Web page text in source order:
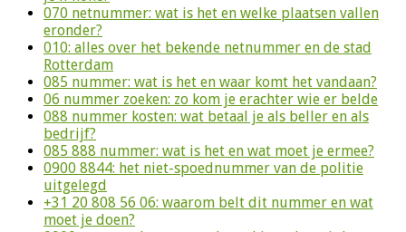
070 netnummer: wat is het en welke plaatsen vallen
eronder?
010: alles over het bekende netnummer en de stad
Rotterdam
085 nummer: wat is het en waar komt het vandaan?
06 nummer zoeken: zo kom je erachter wie er belde
088 nummer kosten: wat betaal je als beller en als
bedrijf?
085 888 nummer: wat is het en wat moet je ermee?
0900 8844: het niet-spoednummer van de politie
uitgelegd
+31 20 808 56 06: waarom belt dit nummer en wat
moet je doen?